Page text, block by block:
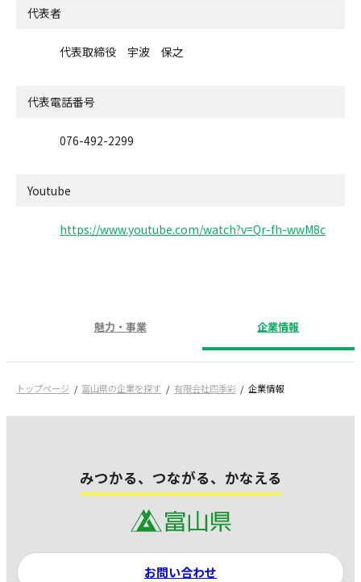
代表者
代表取締役 宇波 保之
代表電話番号
076-492-2299
Youtube
https://www.youtube.com/watch?v=Qr-fh-wwM8c
魅力・事業 企業情報
トップページ 富山県の企業を探す 有限会社四季彩 企業情報
みつかる、つながる、かなえる
お問い合わせ